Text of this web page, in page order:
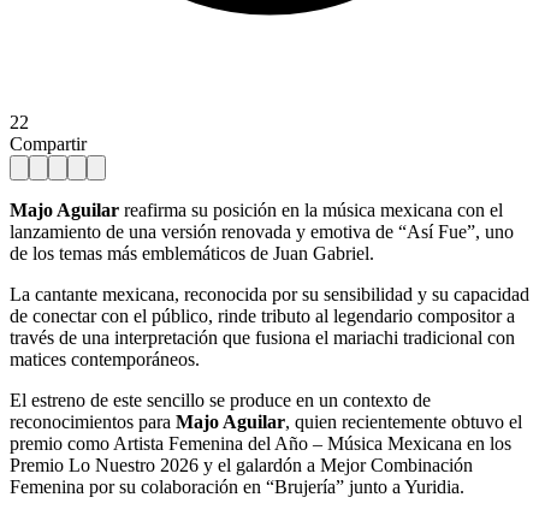
22
Compartir
Majo Aguilar reafirma su posición en la música mexicana con el
lanzamiento de una versión renovada y emotiva de “Así Fue”, uno
de los temas más emblemáticos de Juan Gabriel.
La cantante mexicana, reconocida por su sensibilidad y su capacidad
de conectar con el público, rinde tributo al legendario compositor a
través de una interpretación que fusiona el mariachi tradicional con
matices contemporáneos.
El estreno de este sencillo se produce en un contexto de
reconocimientos para Majo Aguilar, quien recientemente obtuvo el
premio como Artista Femenina del Año – Música Mexicana en los
Premio Lo Nuestro 2026 y el galardón a Mejor Combinación
Femenina por su colaboración en “Brujería” junto a Yuridia.